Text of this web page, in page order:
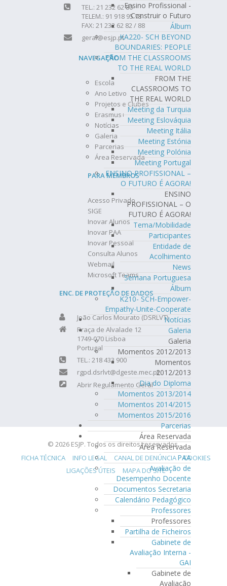
Ensino Profissional -
Construir o Futuro
Álbum
KA220- SCH BEYOND
BOUNDARIES: PEOPLE
FROM THE CLASSROOMS
TO THE REAL WORLD
FROM THE
CLASSROOMS TO
THE REAL WORLD
Meeting da Turquia
Meeting Eslováquia
Meeting Itália
Meeting Estónia
Meeting Polónia
Meeting Portugal
ENSINO PROFISSIONAL –
O FUTURO É AGORA!
ENSINO
PROFISSIONAL – O
FUTURO É AGORA!
Tema/Mobilidade
Participantes
Entidade de
Acolhimento
News
Semana Portuguesa
Álbum
K210- SCH-Empower-
Empathy-Unite-Cooperate
Notícias
Galeria
Galeria
Momentos 2012/2013
Momentos
2012/2013
Dia do Diploma
Momentos 2013/2014
Momentos 2014/2015
Momentos 2015/2016
Parcerias
Área Reservada
Área Reservada
PAA
Avaliação de
Desempenho Docente
Documentos Secretaria
Calendário Pedagógico
Professores
Professores
Partilha de Ficheiros
Gabinete de
Avaliação Interna -
GAI
Gabinete de
Avaliação
TEL.: 21 232 62 80
TELEM.: 91 918 95 73
FAX: 21 232 62 82 / 88
geral@esjp.pt
NAVEGAÇÃO
Escola
Ano Letivo
Projetos e Clubes
Erasmus+
Notícias
Galeria
Parcerias
Área Reservada
PARA MEMBROS
Acesso Privado
SIGE
Inovar Alunos
Inovar PAA
Inovar Pessoal
Consulta Alunos
Webmail
Microsoft Teams
ENC. DE PROTEÇÃO DE DADOS
João Carlos Mourato (DSRLVT)
Praça de Alvalade 12
1749-070 Lisboa
Portugal
TEL.: 218 433 900
rgpd.dsrlvt@dgeste.mec.pt
Abrir Regulamento Geral
© 2026 ESJP. Todos os direitos reservados.
FICHA TÉCNICA
INFO LEGAL CANAL DE DENÚNCIA
COOKIES
LIGAÇÕES ÚTEIS
MAPA DO SITE